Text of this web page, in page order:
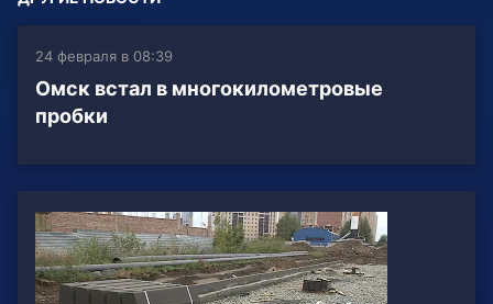
24 февраля в 08:39
Омск встал в многокилометровые
пробки